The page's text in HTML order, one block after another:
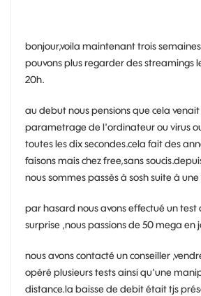
bonjour,voila maintenant trois
pouvons plus regarder des streamings
20h.
au debut nous pensions que cela
parametrage de l'ordinateur ou virus
toutes les dix secondes.cela fait des
faisons mais chez free,sans
nous sommes passés à sosh suite à
par hasard nous avons effectué un test
surprise ,nous passions de 50 mega en
nous avons contacté un conseiller
opéré plusieurs tests ainsi qu'une
distance.la baisse de debit était tjs